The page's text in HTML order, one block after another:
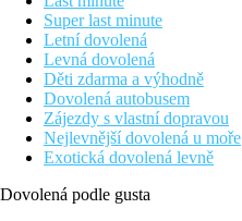
Super last minute
Letní dovolená
Levná dovolená
Děti zdarma a výhodně
Dovolená autobusem
Zájezdy s vlastní dopravou
Nejlevnější dovolená u moře
Exotická dovolená levně
Dovolená podle gusta